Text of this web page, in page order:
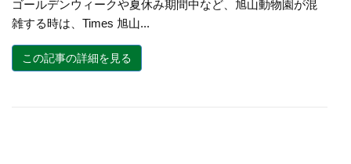
ゴールデンウィークや夏休み期間中など、旭山動物園が混
雑する時は、Times 旭山...
この記事の詳細を見る